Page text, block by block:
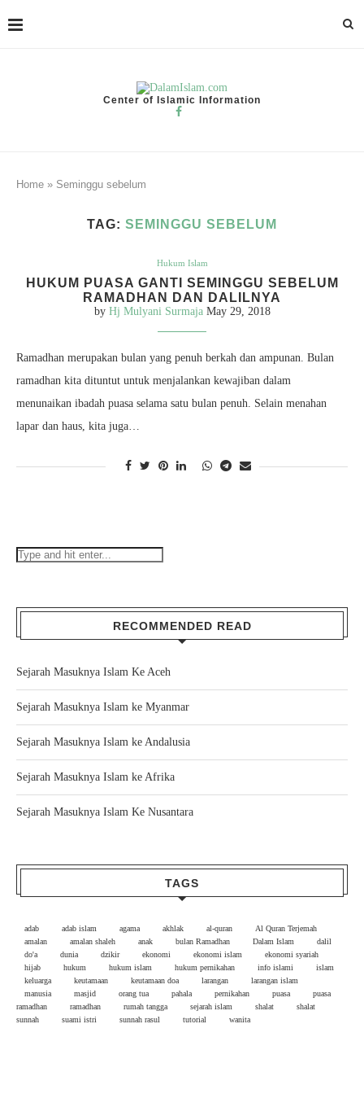
Center of Islamic Information
Home » Seminggu sebelum
TAG: SEMINGGU SEBELUM
Hukum Islam
HUKUM PUASA GANTI SEMINGGU SEBELUM
RAMADHAN DAN DALILNYA
by Hj Mulyani Surmaja May 29, 2018
Ramadhan merupakan bulan yang penuh berkah dan ampunan. Bulan
ramadhan kita dituntut untuk menjalankan kewajiban dalam
menunaikan ibadah puasa selama satu bulan penuh. Selain menahan
lapar dan haus, kita juga…
RECOMMENDED READ
Sejarah Masuknya Islam Ke Aceh
Sejarah Masuknya Islam ke Myanmar
Sejarah Masuknya Islam ke Andalusia
Sejarah Masuknya Islam ke Afrika
Sejarah Masuknya Islam Ke Nusantara
TAGS
adab adab islam agama akhlak al-quran
Al Quran Terjemah
amalan
amalan shaleh anak bulan Ramadhan Dalam Islam
dalil
do'a
dunia dzikir ekonomi ekonomi islam
ekonomi syariah
hijab
hukum hukum islam hukum pernikahan info islami
islam
keluarga
keutamaan keutamaan doa larangan
larangan islam
manusia
masjid orang tua pahala pernikahan puasa
puasa
ramadhan
ramadhan rumah tangga sejarah islam shalat
shalat
sunnah
suami istri sunnah rasul tutorial wanita